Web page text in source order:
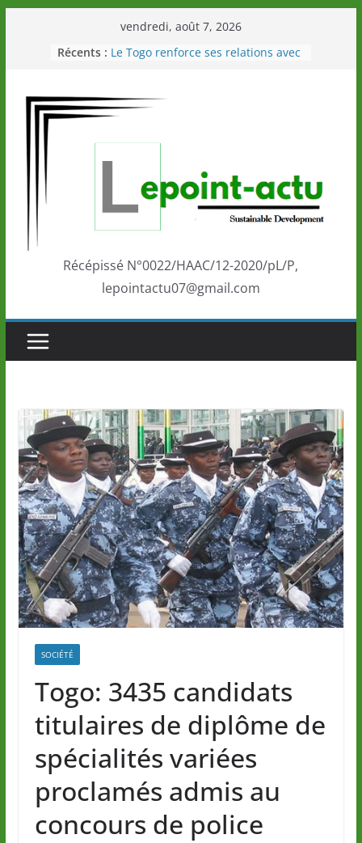
vendredi, août 7, 2026
Récents : Le Togo renforce ses relations avec
Éléphants en Côte d’Ivoire
LOTO DETENTE”, un nouveau tirage
marque de confiance au Togo sur
la scène internationale au-delà des
performances de ses athlètes
Togo: Que retenir de la politique
éducation et de l’ambition de
Récépissé N°0022/HAAC/12-2020/pL/P,
lepointactu07@gmail.com
SOCIÉTÉ
Togo: 3435 candidats
titulaires de diplôme de
spécialités variées
proclamés admis au
concours de police